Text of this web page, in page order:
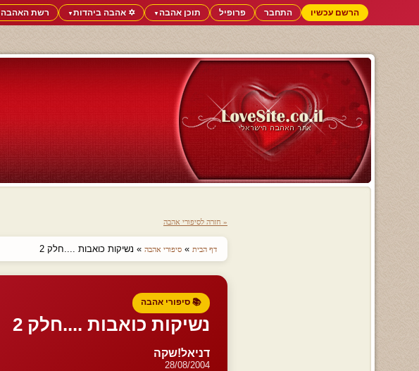
הרשם עכשיו התחבר פרופיל תוכן אהבה▼ ✡️ אהבה ביהדות▼ רשת האהבה
« חזרה לסיפורי אהבה
דף הבית » סיפורי אהבה » נשיקות כואבות ....חלק 2
📚 סיפורי אהבה
נשיקות כואבות ....חלק 2
דניאל!שקה
28/08/2004